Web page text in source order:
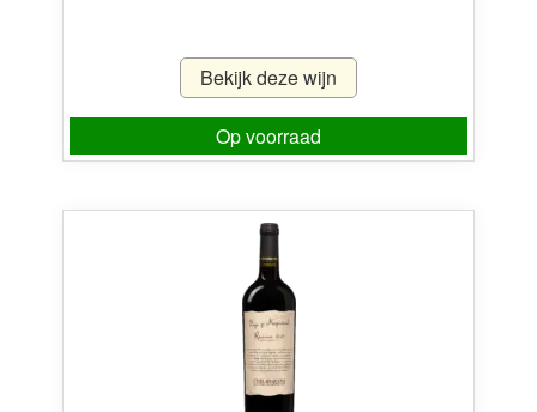
Bekijk deze wijn
Op voorraad